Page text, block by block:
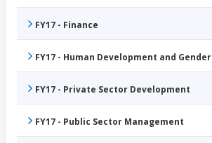
FY17 - Finance
FY17 - Human Development and Gender
FY17 - Private Sector Development
FY17 - Public Sector Management